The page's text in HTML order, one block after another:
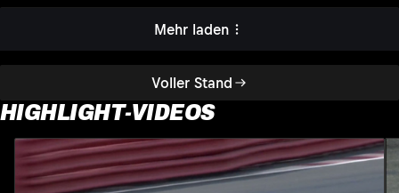
Voller Stand
Mehr laden
HIGHLIGHT-VIDEOS